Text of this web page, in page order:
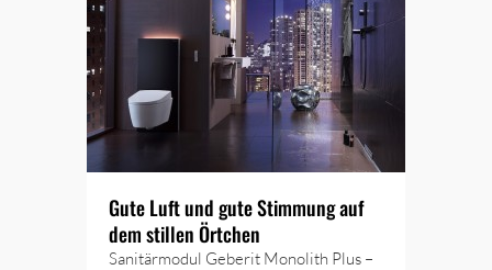
Gute Luft und gute Stimmung auf
dem stillen Örtchen
Sanitärmodul Geberit Monolith Plus –